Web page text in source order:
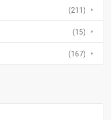
(211)
(15)
(167)